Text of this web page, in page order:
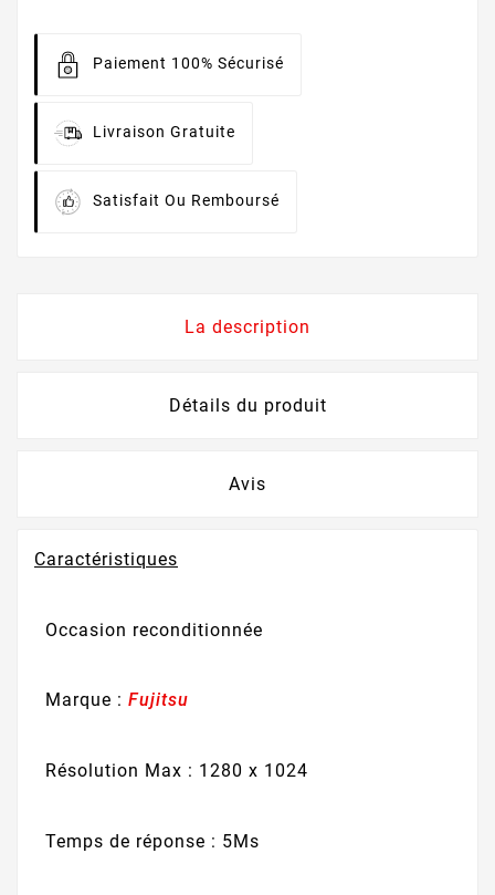
Paiement 100% Sécurisé
Livraison Gratuite
Satisfait Ou Remboursé
La description
Détails du produit
Avis
Caractéristiques
Occasion reconditionnée
Marque : Fujitsu
Résolution Max : 1280 x 1024
Temps de réponse : 5Ms